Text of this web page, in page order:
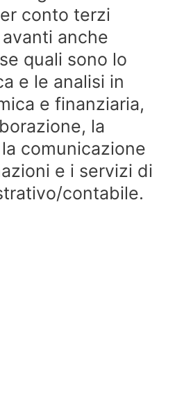
conto terzi
anche
quali sono lo
e le analisi in
e finanziaria,
la
comunicazione
e i servizi di
contabile.